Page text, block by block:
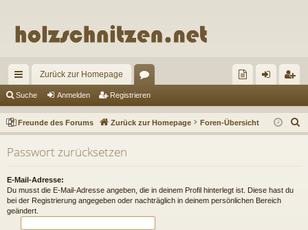
ch
ne
llz
ug
riff
Zurück zur Homepage
or
en un
de
Fo
m
el
ist
rie
Suche Anmelden Registrieren
Freunde des Forums Zurück zur Homepage Foren-Übersicht
u
Passwort zurücksetzen
E-Mail-Adresse:
Du musst die E-Mail-Adresse angeben, die in deinem Profil hinterlegt ist. Diese hast du
bei der Registrierung angegeben oder nachträglich in deinem persönlichen Bereich
geändert.